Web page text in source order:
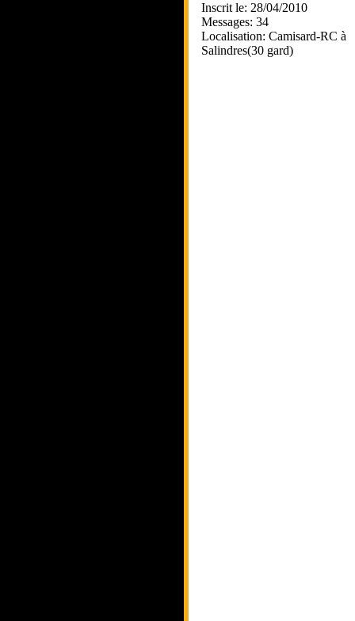
Inscrit le: 28/04/2010
Messages: 34
Localisation: Camisard-RC à
Salindres(30 gard)